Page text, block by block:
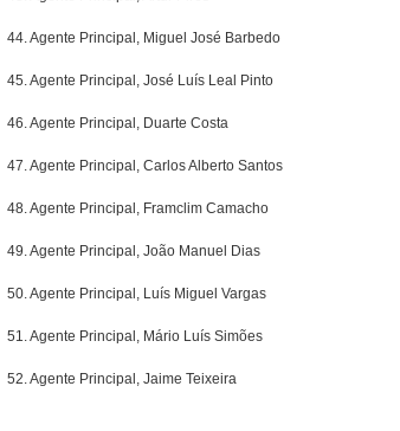
44. Agente Principal, Miguel José Barbedo
45. Agente Principal, José Luís Leal Pinto
46. Agente Principal, Duarte Costa
47. Agente Principal, Carlos Alberto Santos
48. Agente Principal, Framclim Camacho
49. Agente Principal, João Manuel Dias
50. Agente Principal, Luís Miguel Vargas
51. Agente Principal, Mário Luís Simões
52. Agente Principal, Jaime Teixeira